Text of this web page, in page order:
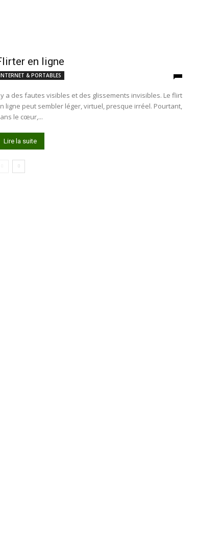
en ligne
& PORTABLES
y a des fautes visibles et des glissements invisibles. Le flirt
ligne peut sembler léger, virtuel, presque irréel. Pourtant,
le cœur,...
Lire la suite